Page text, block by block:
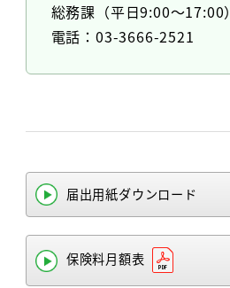
総務課（平日9:00～17:00）
電話：03-3666-2521
届出用紙ダウンロード
保険料月額表